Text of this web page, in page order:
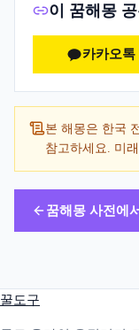
이 꿈해몽 공
카카오톡
본 해몽은 한국
참고하세요. 미
꿈해몽 사전에
꿀도구